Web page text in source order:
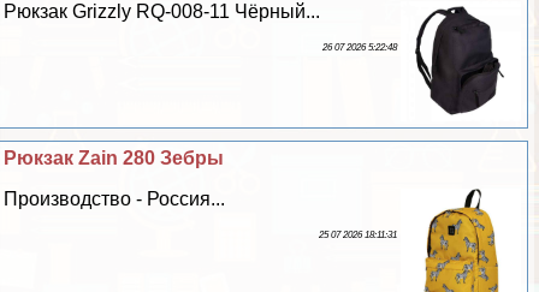
Рюкзак Grizzly RQ-008-11 Чёрный...
26 07 2026 5:22:48
Рюкзак Zain 280 Зебры
Производство - Россия...
25 07 2026 18:11:31